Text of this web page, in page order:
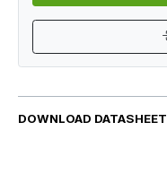
DOWNLOAD DATASHEET